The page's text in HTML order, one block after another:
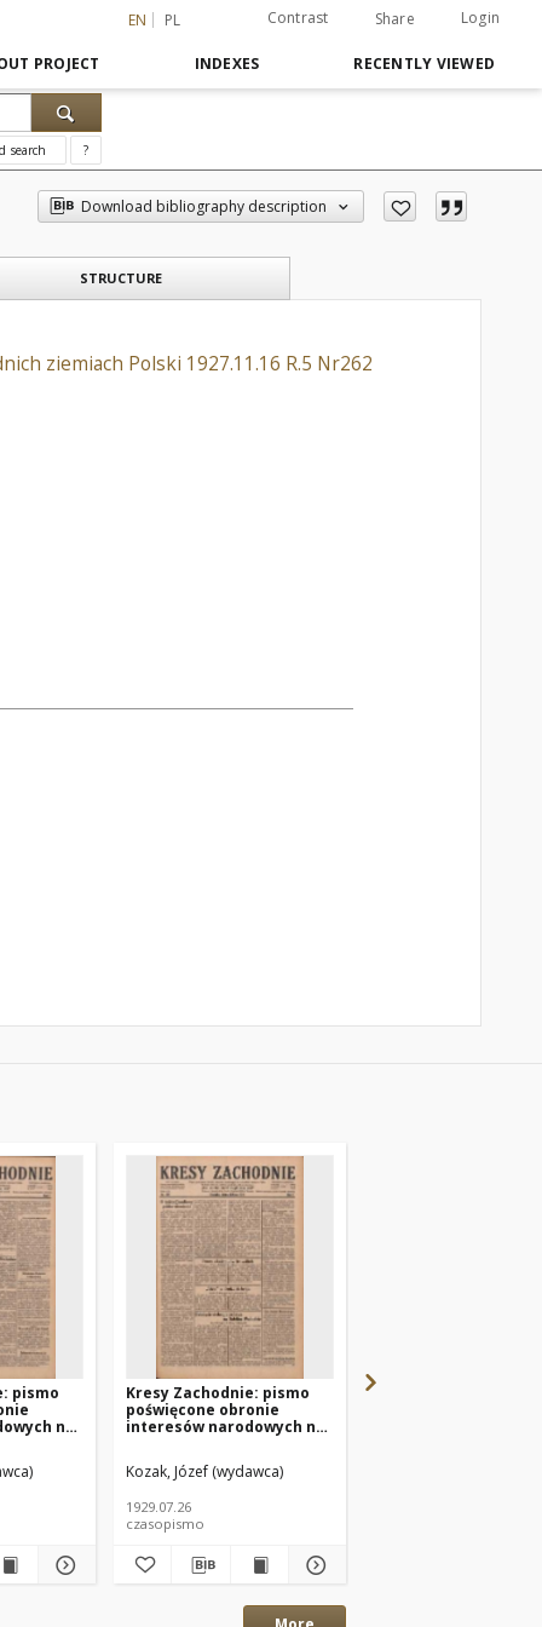
EN PL Contrast Share Login
PROJECT INDEXES RECENTLY VIEWED
search ?
Download bibliography description
STRUCTURE
ziemiach Polski 1927.11.16 R.5 Nr262
pismo
na
Nr167
Kresy Zachodnie: pismo
poświęcone obronie
interesów narodowych na
Polski 1929.07.26 R.7 Nr169
Kozak, Józef (wydawca)
1929.07.26
czasopismo